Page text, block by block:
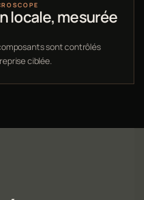
locale, mesurée
sont contrôlés
ciblée.